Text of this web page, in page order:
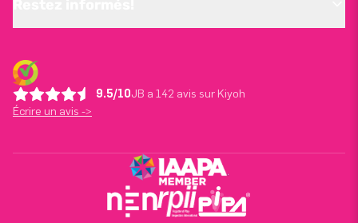
9.5/10JB a 142 avis sur Kiyoh
Écrire un avis ->